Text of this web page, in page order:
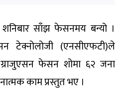
साँझ फेसनमय बन्यो ।
(एनसीएफटी)ले
फेसन शोमा ६२ जना
काम प्रस्तुत भए ।